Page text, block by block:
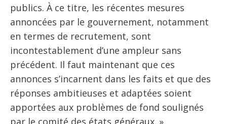
publics. À ce titre, les récentes mesures
annoncées par le gouvernement, notamment
en termes de recrutement, sont
incontestablement d’une ampleur sans
précédent. Il faut maintenant que ces
annonces s’incarnent dans les faits et que des
réponses ambitieuses et adaptées soient
apportées aux problèmes de fond soulignés
par le comité des états généraux. »